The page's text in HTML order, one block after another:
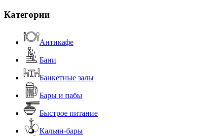
Категории
Антикафе
Бани
Банкетные залы
Бары и пабы
Быстрое питание
Кальян-бары